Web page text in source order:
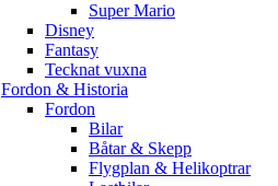
Super Mario
Disney
Fantasy
Tecknat vuxna
Fordon & Historia
Fordon
Bilar
Båtar & Skepp
Flygplan & Helikoptrar